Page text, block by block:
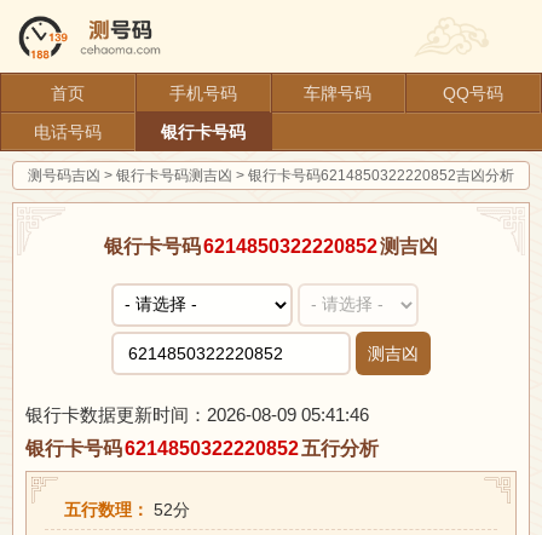
首页 手机号码 车牌号码
QQ号码
电话号码
银行卡号码
测号码吉凶 > 银行卡号码测吉凶 > 银行卡号码6214850322220852吉凶分析
银行卡号码6214850322220852测吉凶
测吉凶
银行卡数据更新时间：2026-08-09 05:41:46
银行卡号码6214850322220852五行分析
五行数理： 52分